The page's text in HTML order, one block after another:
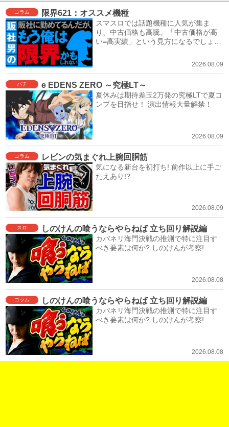
コラム 限界621：オススメ機種
スマスロでは話題機種に人気が集ま
り、中古価格も高騰。「中古価格が高
い=高実績」という見方になるでしょ
2026.08.09
パチ e EDENS ZERO ～究極LT～
夏休みは期待差玉2万発の究極LTで夏コ
ンプを目指せ！ 演出情報大量解禁！
2026.08.09
コラム レビンの気まぐれ上腕回胴筋
気になる新台を初打ち! 前作以上に手ご
たえあり!?
2026.08.09
スロ しのけんの喰うならやらねば 立ち回り解説編
カバネリ海門決戦の推測で特に注目す
べき要素は何か? しのけんが考察!
2026.08.08
コラム しのけんの喰うならやらねば 立ち回り解説編
カバネリ海門決戦の推測で特に注目す
べき要素は何か? しのけんが考察!
2026.08.08